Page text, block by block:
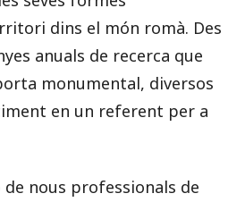
dins el món romà. Des
anuals de recerca que
monumental, diversos
en un referent per a
nous professionals de